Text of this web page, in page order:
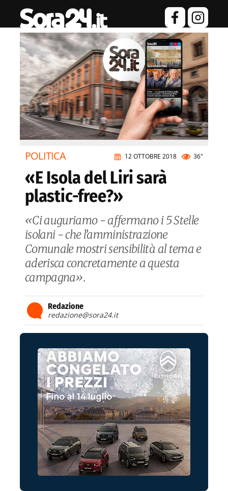
12 OTTOBRE 2018 36"
POLITICA
«E Isola del Liri sarà
plastic-free?»
«Ci auguriamo - affermano i 5 Stelle
isolani - che l’amministrazione
Comunale mostri sensibilità al tema e
aderisca concretamente a questa
campagna».
Redazione
redazione@sora24.it